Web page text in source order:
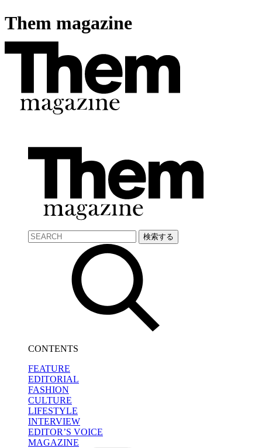
Them magazine
検索する
CONTENTS
FEATURE
EDITORIAL
FASHION
CULTURE
LIFESTYLE
INTERVIEW
EDITOR’S VOICE
MAGAZINE